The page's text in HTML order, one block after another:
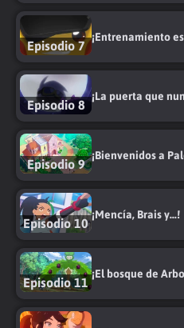
Episodio 7
¡Entrenamiento
Episodio 8
¡La puerta que
Episodio 9
¡Bienvenidos a
Episodio 10
¡Mencía, Brais y...!
Episodio 11
¡El bosque de